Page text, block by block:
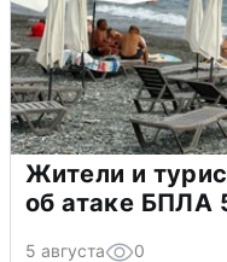
Жители и
об атаке БПЛА
5 августа 0